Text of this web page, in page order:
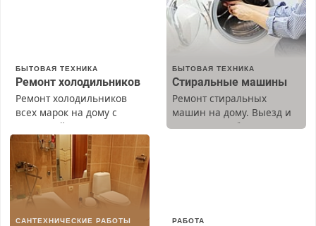
БЫТОВАЯ ТЕХНИКА
Ремонт холодильников
Ремонт холодильников
всех марок на дому с
гарантией. Замена
резины. Качественно.
Недорого. Без выходных.
Все районы. Скидка.
Вызов бесплатный.
БЫТОВАЯ ТЕХНИКА
Стиральные машины
Ремонт стиральных
машин на дому. Выезд и
диагностика бесплатно.
САНТЕХНИЧЕСКИЕ РАБОТЫ РАБОТА